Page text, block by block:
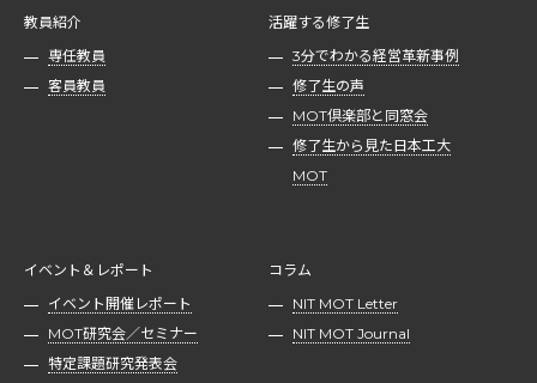
教員紹介
専任教員
客員教員
活躍する修了生
3分でわかる経営革新事例
修了生の声
MOT倶楽部と同窓会
修了生から見た日本工大
MOT
イベント＆レポート
イベント開催レポート
MOT研究会／セミナー
特定課題研究発表会
コラム
NIT MOT Letter
NIT MOT Journal